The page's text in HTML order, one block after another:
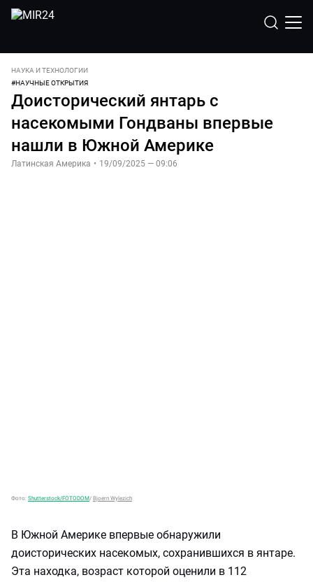
НАУКА И ТЕХНОЛОГИИ
#НАУЧНЫЕ ОТКРЫТИЯ
Доисторический янтарь с
насекомыми Гондваны впервые
нашли в Южной Америке
Латинская Америка • 19/09/2025 — 09:06
Фото: Shutterstock/FOTODOM/ Bjoern Wylezich
В Южной Америке впервые обнаружили
доисторических насекомых, сохранившихся в янтаре.
Эта находка, возраст которой оценили в 112